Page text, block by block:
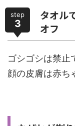
step
3
タオル
オフ
ゴシゴシは禁止
顔の皮膚は赤ち